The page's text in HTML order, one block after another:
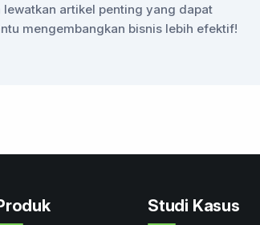
lewatkan artikel penting yang dapat
mengembangkan bisnis lebih efektif!
Studi Kasus